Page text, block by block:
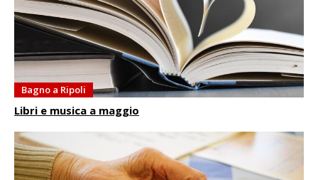
Bagno a Ripoli
Libri e musica a maggio